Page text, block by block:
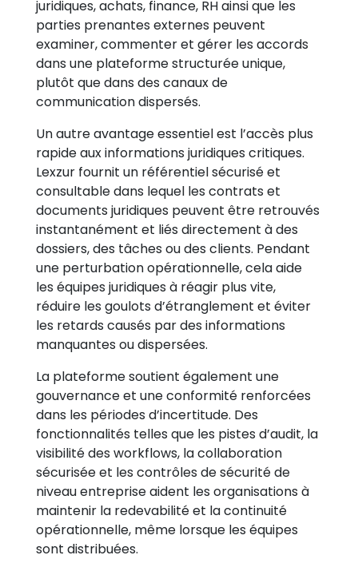
juridiques, achats, finance, RH ainsi que les
parties prenantes externes peuvent
examiner, commenter et gérer les accords
dans une plateforme structurée unique,
plutôt que dans des canaux de
communication dispersés.
Un autre avantage essentiel est l’accès plus
rapide aux informations juridiques critiques.
Lexzur fournit un référentiel sécurisé et
consultable dans lequel les contrats et
documents juridiques peuvent être retrouvés
instantanément et liés directement à des
dossiers, des tâches ou des clients. Pendant
une perturbation opérationnelle, cela aide
les équipes juridiques à réagir plus vite,
réduire les goulots d’étranglement et éviter
les retards causés par des informations
manquantes ou dispersées.
La plateforme soutient également une
gouvernance et une conformité renforcées
dans les périodes d’incertitude. Des
fonctionnalités telles que les pistes d’audit, la
visibilité des workflows, la collaboration
sécurisée et les contrôles de sécurité de
niveau entreprise aident les organisations à
maintenir la redevabilité et la continuité
opérationnelle, même lorsque les équipes
sont distribuées.